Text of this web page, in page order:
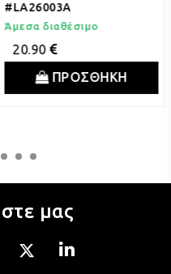
#LA26003A
Άμεσα διαθέσιμο
20.90
ΠΡΟΣΘΗΚΗ
μας